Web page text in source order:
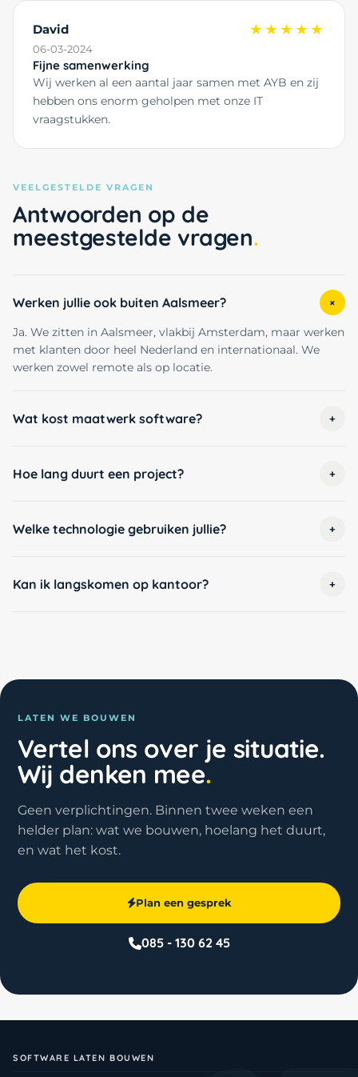
David
06-03-2024
★★★★★
Fijne samenwerking
Wij werken al een aantal jaar samen met AYB en zij
hebben ons enorm geholpen met onze IT
vraagstukken.
VEELGESTELDE VRAGEN
Antwoorden op de
meestgestelde vragen
Werken jullie ook buiten Aalsmeer? +
Ja. We zitten in Aalsmeer, vlakbij Amsterdam, maar werken
met klanten door heel Nederland en internationaal. We
werken zowel remote als op locatie.
Wat kost maatwerk software? +
Hoe lang duurt een project? +
Welke technologie gebruiken jullie? +
Kan ik langskomen op kantoor? +
LATEN WE BOUWEN
Vertel ons over je situatie.
Wij denken mee.
Geen verplichtingen. Binnen twee weken een
helder plan: wat we bouwen, hoelang het duurt,
en wat het kost.
Plan een gesprek
085 - 130 62 45
SOFTWARE LATEN BOUWEN